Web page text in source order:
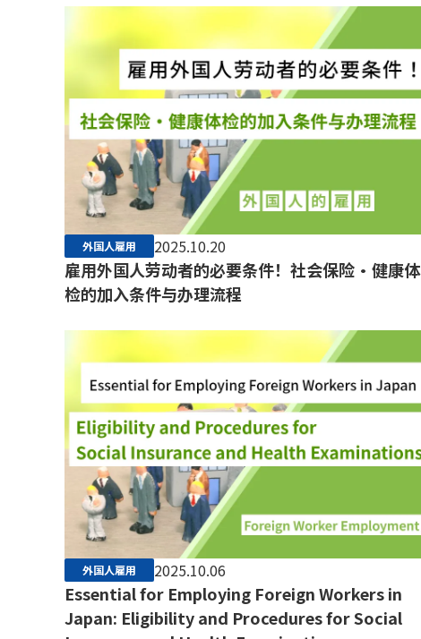
外国人雇用 2025.10.20
雇用外国人劳动者的必要条件！社会保险・健康体
检的加入条件与办理流程
外国人雇用 2025.10.06
Essential for Employing Foreign Workers in
Japan: Eligibility and Procedures for Social